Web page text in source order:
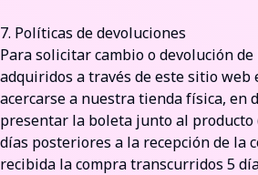
7. Políticas de devoluciones
Para solicitar cambio o devolución
adquiridos a través de este sitio web
acercarse a nuestra tienda física, en
presentar la boleta junto al producto
días posteriores a la recepción de la
recibida la compra transcurridos 5